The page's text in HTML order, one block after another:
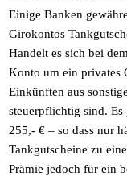
Einige Banken
Girokontos
Handelt es sich bei
Konto um ein privates
Einkünften aus
steuerpflichtig sind.
255,- € – so dass nur
Tankgutscheine zu
Prämie jedoch für ein